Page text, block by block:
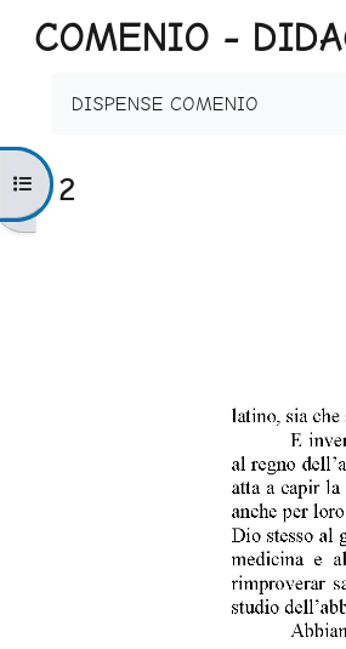
Apri indice del corso
COMENIO -
DISPENSE COMENIO
2